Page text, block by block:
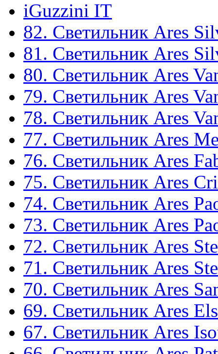
iGuzzini IT
82. Светильник Ares
81. Светильник Ares
80. Светильник Ares
79. Светильник Ares
78. Светильник Ares
77. Светильник Ares
76. Светильник Ares
75. Светильник Ares
74. Светильник Ares
73. Светильник Ares
72. Светильник Ares
71. Светильник Ares
70. Светильник Ares
69. Светильник Ares
67. Светильник Ares